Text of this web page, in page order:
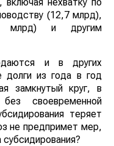
(12,7 млрд),
млрд) и другим
и в других
долги из года в год
замкнутый круг, в
своевременной
теряет
не предпримет мер,